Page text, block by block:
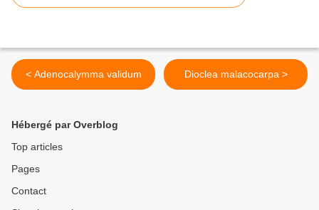
< Adenocalymma validum Dioclea malacocarpa >
Hébergé par Overblog
Top articles
Pages
Contact